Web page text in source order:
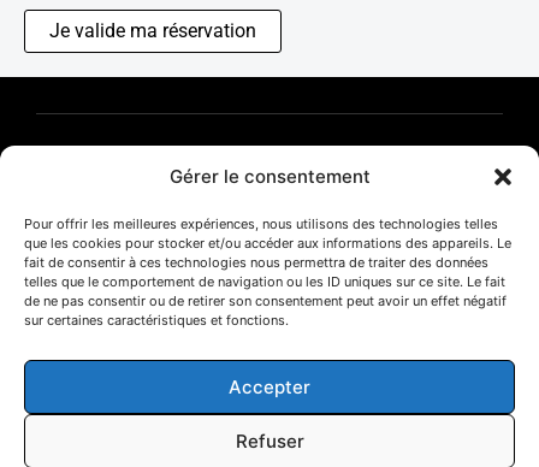
Gérer le consentement
Pour offrir les meilleures expériences, nous utilisons des technologies telles
que les cookies pour stocker et/ou accéder aux informations des appareils. Le
fait de consentir à ces technologies nous permettra de traiter des données
telles que le comportement de navigation ou les ID uniques sur ce site. Le fait
de ne pas consentir ou de retirer son consentement peut avoir un effet négatif
sur certaines caractéristiques et fonctions.
Accepter
Refuser
Je valide ma réservation
T. 06 85 70 00 14
CONTACT E-SHOP
MENTIONS LÉGALES
POLITIQUE DE CONFIDENTIALITÉ
© 2025 | Frédéric Fleury